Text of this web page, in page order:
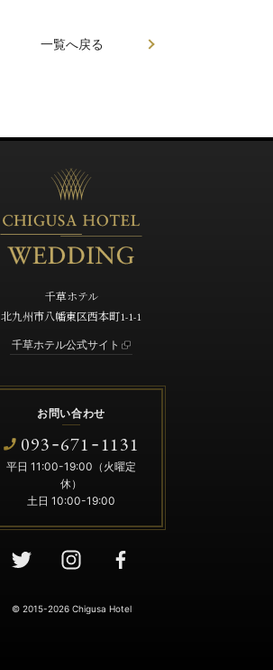
一覧へ戻る
千草ホテル
北九州市八幡東区西本町1-1-1
千草ホテル公式サイト
お問い合わせ
093-671 -1131
平日 11:00-19:00（火曜定
休）
土日 10:00-19:00
© 2015-2026 Chigusa Hotel